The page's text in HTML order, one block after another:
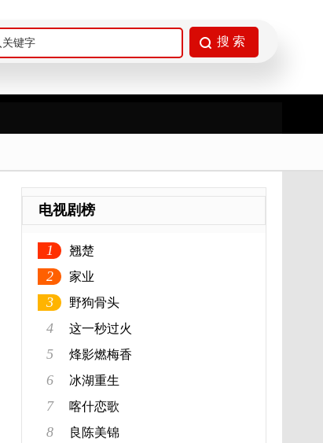
电视剧榜
1 翘楚
2 家业
3 野狗骨头
4 这一秒过火
5 烽影燃梅香
6 冰湖重生
7 喀什恋歌
8 良陈美锦